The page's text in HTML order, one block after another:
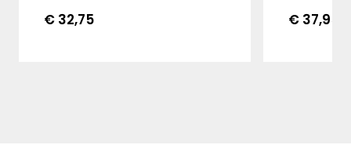
wat echt werkt! Wordt
€ 32,75
tombak,
voor
€ 37,95